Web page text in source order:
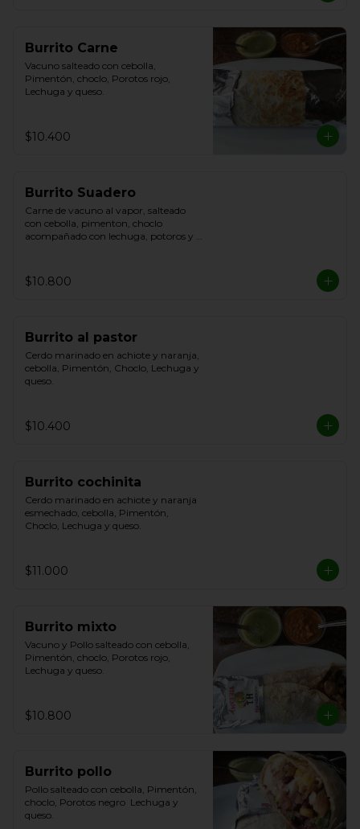
Burrito Carne
Vacuno salteado con cebolla,
Pimentón, choclo, Porotos rojo,
Lechuga y queso.
$10.400
Burrito Suadero
Carne de vacuno al vapor, salteado
con cebolla, pimenton, choclo
acompañado con lechuga, potoros y
$10.800
Burrito al pastor
Cerdo marinado en achiote y naranja,
cebolla, Pimentón, Choclo, Lechuga y
queso.
$10.400
Burrito cochinita
Cerdo marinado en achiote y naranja
esmechado, cebolla, Pimentón,
Choclo, Lechuga y queso.
$11.000
Burrito mixto
Vacuno y Pollo salteado con cebolla,
Pimentón, choclo, Porotos rojo,
Lechuga y queso.
$10.800
Burrito pollo
Pollo salteado con cebolla, Pimentón,
choclo, Porotos negro  Lechuga y
queso.